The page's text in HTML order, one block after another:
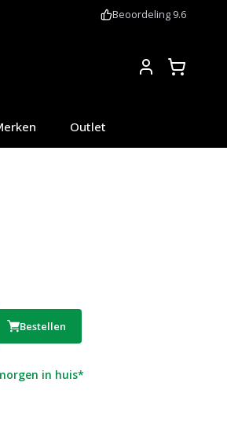
Beoordeling 9.6
Outlet
Bestellen
in huis*